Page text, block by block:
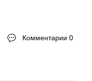
Комментарии 0